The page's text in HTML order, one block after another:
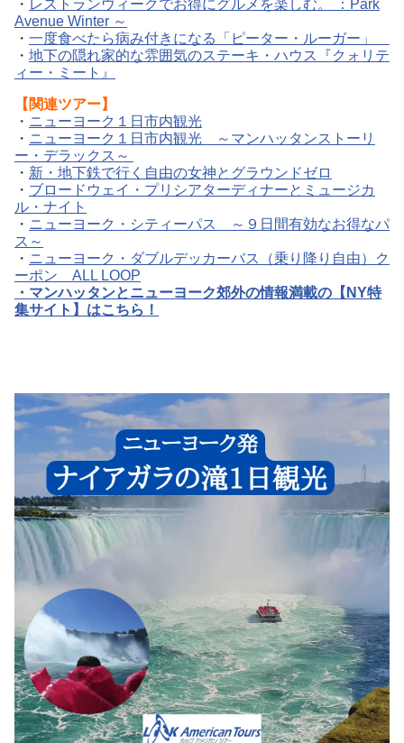
・ レストランウィークでお得にグルメを楽しむ。 ：Park
Avenue Winter ～
・ 一度食べたら病み付きになる「ピーター・ルーガー」
・ 地下の隠れ家的な雰囲気のステーキ・ハウス『クォリテ
ィー・ミート』
【 関連ツアー】
・ ニューヨーク１日市内観光
・ ニューヨーク１日市内観光 ～マンハッタンストーリ
ー・デラックス～
・ 新・地下鉄で行く自由の女神とグラウンドゼロ
・ ブロードウェイ・プリシアターディナーとミュージカ
ル・ナイト
・ ニューヨーク・シティーパス ～９日間有効なお得なパ
ス～
・ ニューヨーク・ダブルデッカーバス（乗り降り自由）ク
ーポン ALL LOOP
・ マンハッタンとニューヨーク郊外の情報満載の【NY特
集サイト】はこちら！